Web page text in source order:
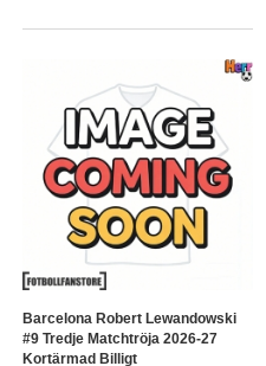
Barcelona Robert Lewandowski
#9 Tredje Matchtröja 2026-27
Kortärmad Billigt